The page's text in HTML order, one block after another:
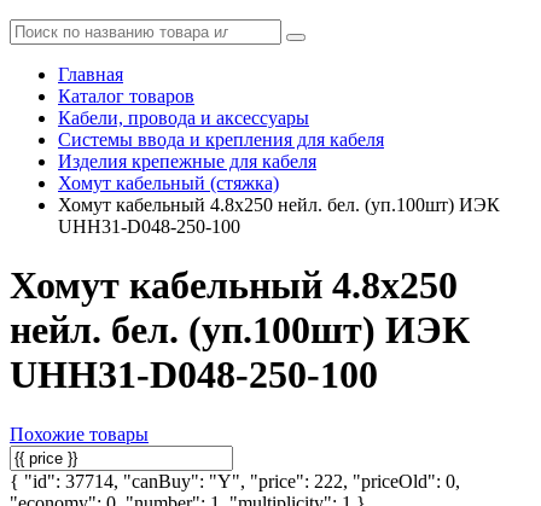
Главная
Каталог товаров
Кабели, провода и аксессуары
Системы ввода и крепления для кабеля
Изделия крепежные для кабеля
Хомут кабельный (стяжка)
Хомут кабельный 4.8х250 нейл. бел. (уп.100шт) ИЭК
UHH31-D048-250-100
Хомут кабельный 4.8х250
нейл. бел. (уп.100шт) ИЭК
UHH31-D048-250-100
Похожие товары
{ "id": 37714, "canBuy": "Y", "price": 222, "priceOld": 0,